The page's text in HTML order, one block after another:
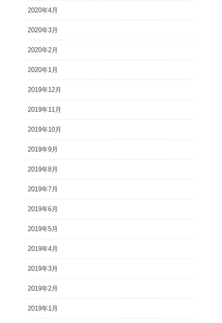
2020年4月
2020年3月
2020年2月
2020年1月
2019年12月
2019年11月
2019年10月
2019年9月
2019年8月
2019年7月
2019年6月
2019年5月
2019年4月
2019年3月
2019年2月
2019年1月